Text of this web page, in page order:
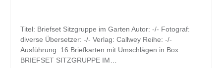
Titel: Briefset Sitzgruppe im Garten Autor: -/- Fotograf:
diverse Übersetzer: -/- Verlag: Callwey Reihe: -/-
Ausführung: 16 Briefkarten mit Umschlägen in Box
BRIEFSET SITZGRUPPE IM…